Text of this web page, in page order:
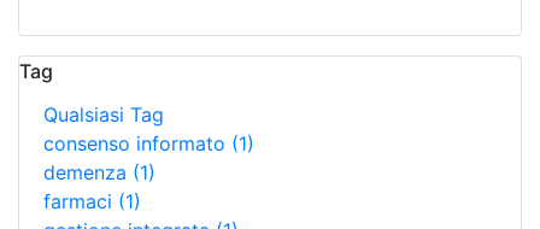
Tag
Qualsiasi Tag
consenso informato (1)
demenza (1)
farmaci (1)